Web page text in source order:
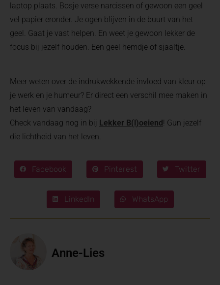
laptop plaats. Bosje verse narcissen of gewoon een geel
vel papier eronder. Je ogen blijven in de buurt van het
geel. Gaat je vast helpen. En weet je gewoon lekker de
focus bij jezelf houden. Een geel hemdje of sjaaltje.
Meer weten over de indrukwekkende invloed van kleur op
je werk en je humeur? Er direct een verschil mee maken in
het leven van vandaag?
Check vandaag nog in bij Lekker B(l)oeiend! Gun jezelf
die lichtheid van het leven.
Facebook Pinterest Twitter
LinkedIn WhatsApp
Anne-Lies